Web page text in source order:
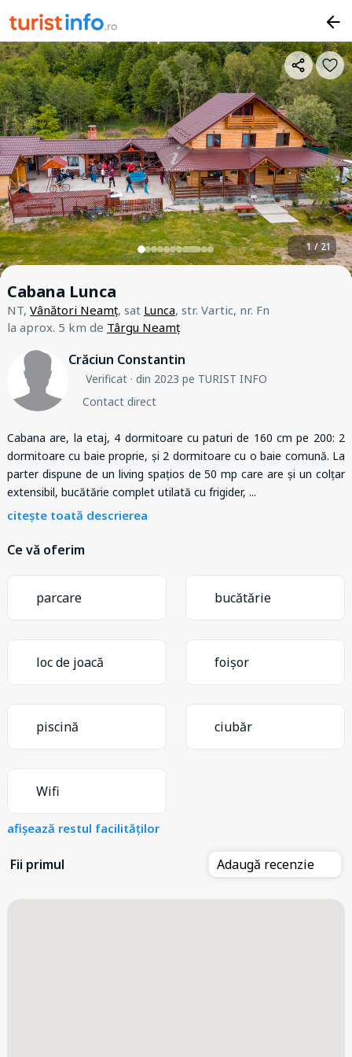
1 / 21
Cabana Lunca
NT, Vânători Neamț, sat Lunca, str. Vartic, nr. Fn
la aprox. 5 km de Târgu Neamț
Crăciun Constantin
Verificat· din 2023 pe TURIST INFO
Contact direct
Cabana are, la etaj, 4 dormitoare cu paturi de 160 cm pe 200: 2
dormitoare cu baie proprie, și 2 dormitoare cu o baie comună. La
parter dispune de un living spațios de 50 mp care are și un colțar
extensibil, bucătărie complet utilată cu frigider, ...
citește toată descrierea
Ce vă oferim
parcare bucătărie
loc de joacă foișor
piscină ciubăr
Wifi
afișează restul facilităților
Fii primul Adaugă recenzie